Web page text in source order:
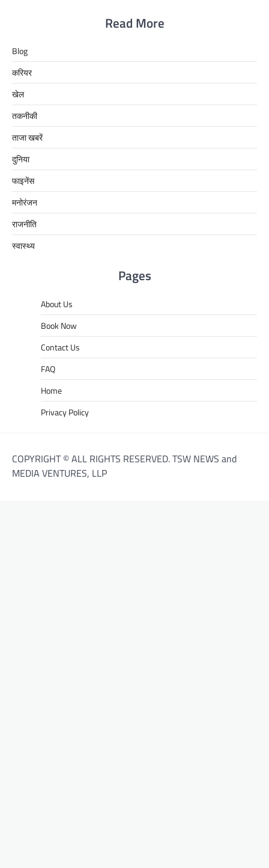
Read More
Blog
करियर
खेल
तकनीकी
ताजा खबरें
दुनिया
फाइनेंस
मनोरंजन
राजनीति
स्वास्थ्य
Pages
About Us
Book Now
Contact Us
FAQ
Home
Privacy Policy
COPYRIGHT © ALL RIGHTS RESERVED. TSW NEWS and
MEDIA VENTURES, LLP